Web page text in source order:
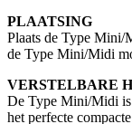
PLAATSING
Plaats de Type Mini/
de Type Mini/Midi
VERSTELBARE
De Type Mini/Midi is
het perfecte